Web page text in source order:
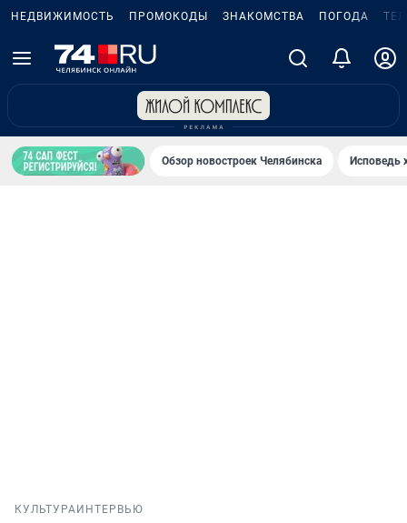
НЕДВИЖИМОСТЬ ПРОМОКОДЫ ЗНАКОМСТВА ПОГОДА
Обзор новостроек Челябинска Исповедь
КУЛЬТУРА ИНТЕРВЬЮ